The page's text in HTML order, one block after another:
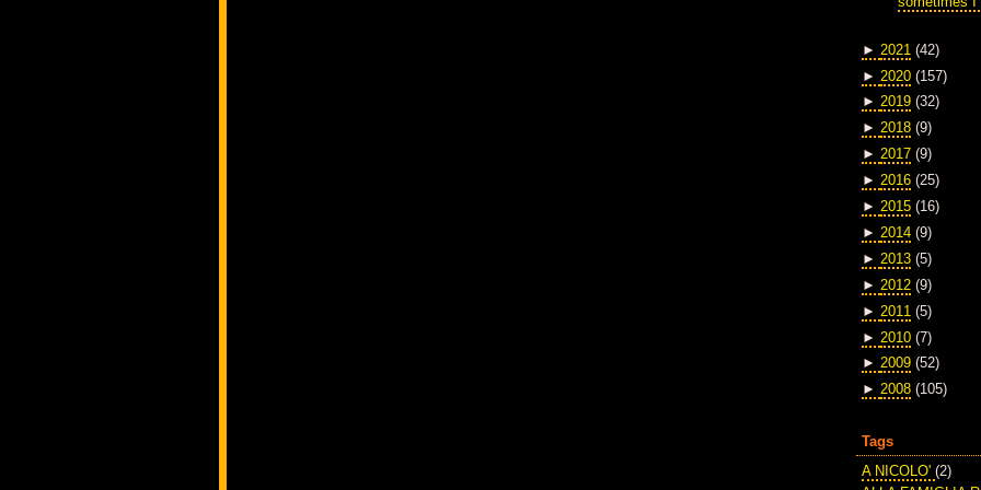
► 2021 (42)
► 2020 (157)
► 2019 (32)
► 2018 (9)
► 2017 (9)
► 2016 (25)
► 2015 (16)
► 2014 (9)
► 2013 (5)
► 2012 (9)
► 2011 (5)
► 2010 (7)
► 2009 (52)
► 2008 (105)
Tags
A NICOLO' (2)